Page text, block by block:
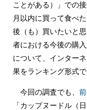
ことがある）」での
月以内に買って食べ
後（も）買いたいと
者における今後の購
について、インター
果をランキング形式で
今回の調査でも、
「カップヌードル（